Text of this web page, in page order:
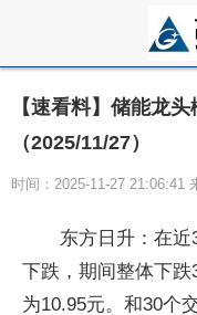
【速看料】储能龙
（2025/11/27）
时间：2025-11-27 21:06:41
东方日升：在
下跌，期间整体下
为10.95元。和30个